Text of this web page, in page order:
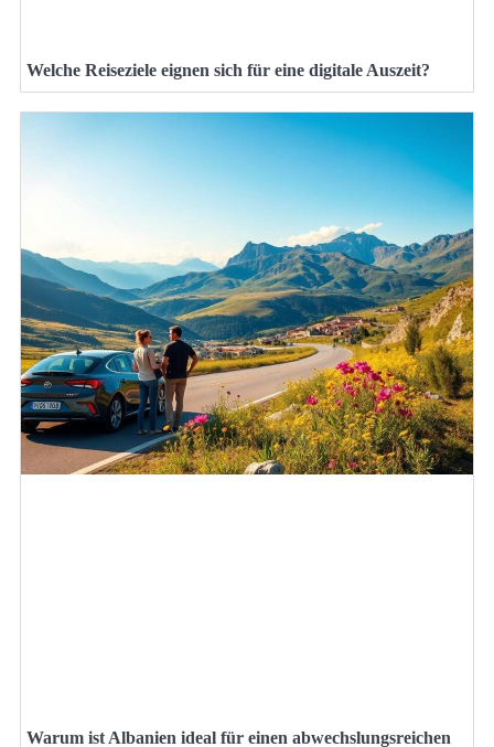
Welche Reiseziele eignen sich für eine digitale Auszeit?
Warum ist Albanien ideal für einen abwechslungsreichen